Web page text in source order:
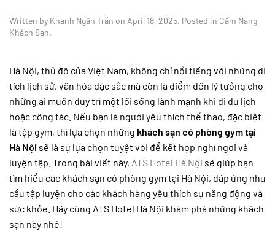
Written by Khanh Ngân Trần on April 18, 2025. Posted in Cẩm Nang
Khách Sạn.
Hà Nội, thủ đô của Việt Nam, không chỉ nổi tiếng với những di
tích lịch sử, văn hóa đặc sắc mà còn là điểm đến lý tưởng cho
những ai muốn duy trì một lối sống lành mạnh khi đi du lịch
hoặc công tác. Nếu bạn là người yêu thích thể thao, đặc biệt
là tập gym, thì lựa chọn những khách sạn có phòng gym tại
Hà Nội sẽ là sự lựa chọn tuyệt vời để kết hợp nghỉ ngơi và
luyện tập. Trong bài viết này, ATS Hotel Hà Nội sẽ giúp bạn
tìm hiểu các khách sạn có phòng gym tại Hà Nội, đáp ứng nhu
cầu tập luyện cho các khách hàng yêu thích sự năng động và
sức khỏe. Hãy cùng ATS Hotel Hà Nội khám phá những khách
sạn này nhé!